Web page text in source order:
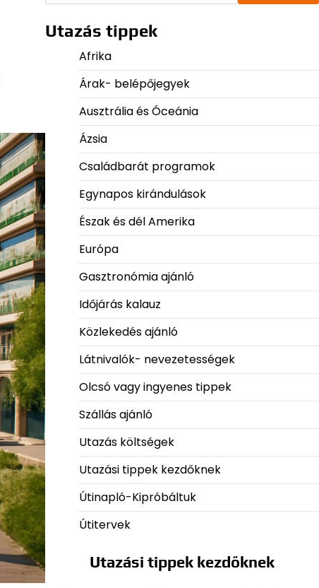
Utazás tippek
Afrika
Árak- belépőjegyek
Ausztrália és Óceánia
Ázsia
Családbarát programok
Egynapos kirándulások
Észak és dél Amerika
Európa
Gasztronómia ajánló
Időjárás kalauz
Közlekedés ajánló
Látnivalók- nevezetességek
Olcsó vagy ingyenes tippek
Szállás ajánló
Utazás költségek
Utazási tippek kezdőknek
Útinapló-Kipróbáltuk
Útitervek
Utazási tippek kezdőknek